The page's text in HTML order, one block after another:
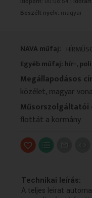
Beszélt nyelv: magyar
NAVA műfaj:
Egyéb műfaj: hír-,
Megállapodásos
közélet, magyar
Műsorszolgáltatói
flottát a kormány
Technikai leírás:
A teljes leirat